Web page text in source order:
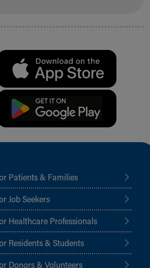
Patients & Families
Job Seekers
Healthcare Professionals
Residents & Students
Donors & Volunteers